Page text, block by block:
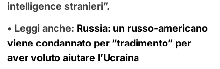
intelligence stranieri”.
• Leggi anche: Russia: un russo-americano
viene condannato per “tradimento” per
aver voluto aiutare l’Ucraina